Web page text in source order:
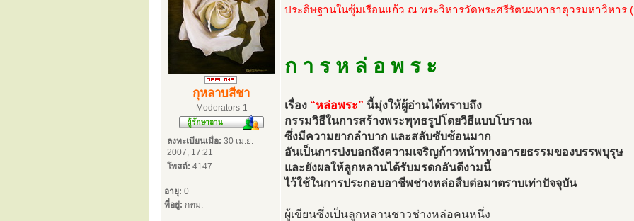
กุหลาบสีชา
Moderators-1
ลงทะเบียนเมื่อ: 30 เม.ย.
2007, 17:21
โพสต์: 4147
อายุ: 0
ที่อยู่: กทม.
ประดิษฐานในซุ้มเรือนแก้ว ณ พระวิหารวัดพระศรีรัตนมหาธาตุวรมหาวิหาร
ก า ร ห ล่ อ พ ร ะ
เรื่อง “หล่อพระ” นี้มุ่งให้ผู้อ่านได้ทราบถึง
กรรมวิธีในการสร้างพระพุทธรูปโดยวิธีแบบโบราณ
ซึ่งมีความยากลำบาก และสลับซับซ้อนมาก
อันเป็นการบ่งบอกถึงความเจริญก้าวหน้าทางอารยธรรมของบรรพบุรุษ
และยังผลให้ลูกหลานได้รับมรดกอันดีงามนี้
ไว้ใช้ในการประกอบอาชีพช่างหล่อสืบต่อมาตราบเท่าปัจจุบัน
ผู้เขียนซึ่งเป็นลูกหลานชาวช่างหล่อคนหนึ่ง